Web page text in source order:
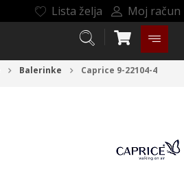
Lista želja Moj račun
Balerinke
Caprice 9-22104-4